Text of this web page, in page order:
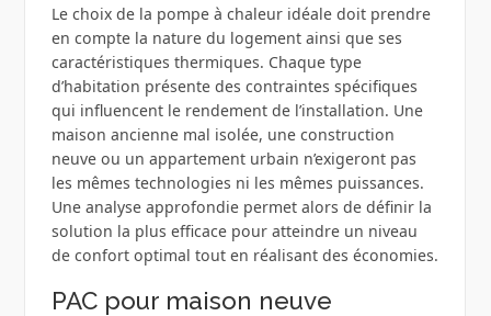
Le choix de la pompe à chaleur idéale doit prendre
en compte la nature du logement ainsi que ses
caractéristiques thermiques. Chaque type
d’habitation présente des contraintes spécifiques
qui influencent le rendement de l’installation. Une
maison ancienne mal isolée, une construction
neuve ou un appartement urbain n’exigeront pas
les mêmes technologies ni les mêmes puissances.
Une analyse approfondie permet alors de définir la
solution la plus efficace pour atteindre un niveau
de confort optimal tout en réalisant des économies.
PAC pour maison neuve